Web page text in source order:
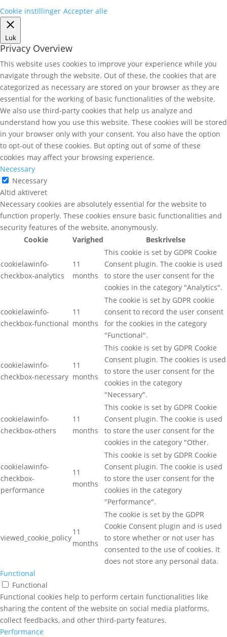
Cookie instillinger Accepter alle
Luk
Privacy Overview
This website uses cookies to improve your experience while you
navigate through the website. Out of these, the cookies that are
categorized as necessary are stored on your browser as they are
essential for the working of basic functionalities of the website.
We also use third-party cookies that help us analyze and
understand how you use this website. These cookies will be stored
in your browser only with your consent. You also have the option
to opt-out of these cookies. But opting out of some of these
cookies may affect your browsing experience.
Necessary
Necessary
Altid aktiveret
Necessary cookies are absolutely essential for the website to
function properly. These cookies ensure basic functionalities and
security features of the website, anonymously.
Cookie
Varighed Beskrivelse
cookielawinfo-
checkbox-analytics
11
months
This cookie is set by GDPR Cookie
Consent plugin. The cookie is used
to store the user consent for the
cookies in the category "Analytics".
cookielawinfo-
checkbox-functional
11
months
The cookie is set by GDPR cookie
consent to record the user consent
for the cookies in the category
"Functional".
cookielawinfo-
checkbox-necessary
11
months
This cookie is set by GDPR Cookie
Consent plugin. The cookies is used
to store the user consent for the
cookies in the category
"Necessary".
cookielawinfo-
checkbox-others
11
months
This cookie is set by GDPR Cookie
Consent plugin. The cookie is used
to store the user consent for the
cookies in the category "Other.
cookielawinfo-
checkbox-
performance
11
months
This cookie is set by GDPR Cookie
Consent plugin. The cookie is used
to store the user consent for the
cookies in the category
"Performance".
viewed_cookie_policy
11
months
The cookie is set by the GDPR
Cookie Consent plugin and is used
to store whether or not user has
consented to the use of cookies. It
does not store any personal data.
Functional
Functional
Functional cookies help to perform certain functionalities like
sharing the content of the website on social media platforms,
collect feedbacks, and other third-party features.
Performance